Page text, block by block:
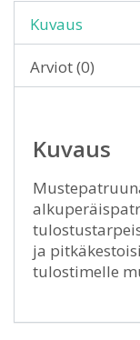
Kuvaus
Arviot (0)
Kuvaus
ja
tulostimelle